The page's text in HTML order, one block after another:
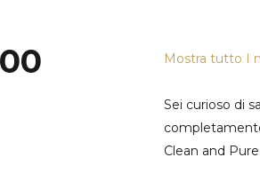
Mostra tutto I
Sei curioso di
Clean and